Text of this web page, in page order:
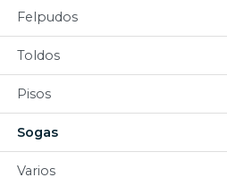
Felpudos
Toldos
Pisos
Sogas
Varios